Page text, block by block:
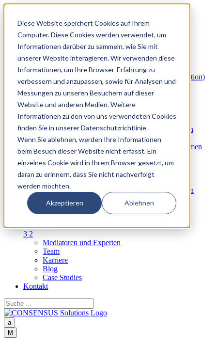
Diese Website speichert Cookies auf Ihrem
Computer. Diese Cookies werden verwendet, um
Informationen darüber zu sammeln, wie Sie mit
unserer Website interagieren. Wir verwenden diese
Informationen, um Ihre Browser-Erfahrung zu
verbessern und anzupassen, sowie für Analysen und
Messungen zu unseren Besuchern auf dieser
Website und anderen Medien. Weitere
Informationen zu den von uns verwendeten Cookies
finden Sie in unserer Datenschutzrichtlinie.
Wenn Sie ablehnen, werden Ihre Informationen
beim Besuch dieser Website nicht erfasst. Ein
einzelnes Cookie wird in Ihrem Browser gesetzt, um
daran zu erinnern, dass Sie nicht nachverfolgt
werden möchten.
Akzeptieren Ablehnen
Mediation & Konfliktlösung
3 2
Team & Gruppenmediation
Konfliktberatung & Konfliktcoaching
Wirtschaftsmediation
Akute Mediator:innen-Buchung (Notfallintervention)
Externer Mediatorenpool für Unternehmen
ADR & Beteiligungsverfahren
3 2
Schlichtung und Moderation
Beteiligungsverfahren und Mediative Moderation
Ombudsstelle & Interne Konfliktklärung
Personalrelevante Untersuchungen im Unternehmen
Konfliktprävention & Konfliktmanagement
3 2
Konfliktpräventionsprogramme
Entwicklung von Konfliktmanagement-Systemen
Konfliktkultur-Analyse und Audit
Krisenkommunikation
Mitarbeiterbefragung
3 2
Mediatoren und Experten
Team
Karriere
Blog
Case Studies
Kontakt
a
M